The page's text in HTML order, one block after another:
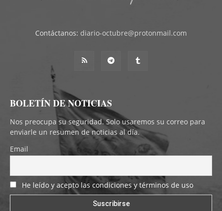
Contáctanos: diario-octubre@protonmail.com
BOLETÍN DE NOTICIAS
Nos preocupa su seguridad. Solo usaremos su correo para
enviarle un resumen de noticias al día.
Email
He leído y acepto las condiciones y términos de uso